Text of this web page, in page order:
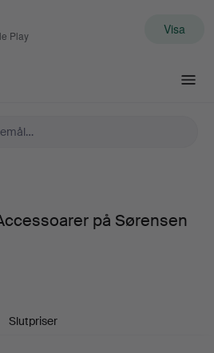
Play Visa
på Sørensen
Slutpriser